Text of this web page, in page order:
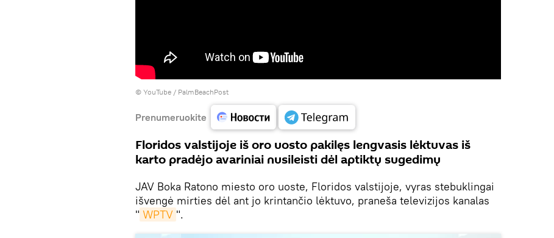
© YouTube / PalmBeachPost
Prenumeruokite
Floridos valstijoje iš oro uosto pakilęs lengvasis lėktuvas iš
karto pradėjo avariniai nusileisti dėl aptiktų sugedimų
JAV Boka Ratono miesto oro uoste, Floridos valstijoje, vyras stebuklingai
išvengė mirties dėl ant jo krintančio lėktuvo, praneša televizijos kanalas
" WPTV ".